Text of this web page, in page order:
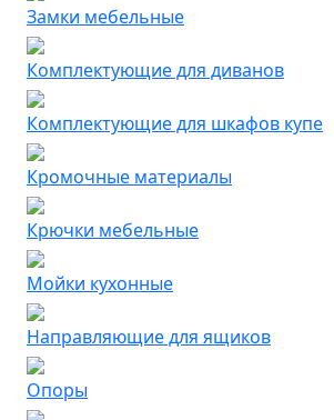
Замки мебельные
Комплектующие для диванов
Комплектующие для шкафов купе
Кромочные материалы
Крючки мебельные
Мойки кухонные
Направляющие для ящиков
Опоры